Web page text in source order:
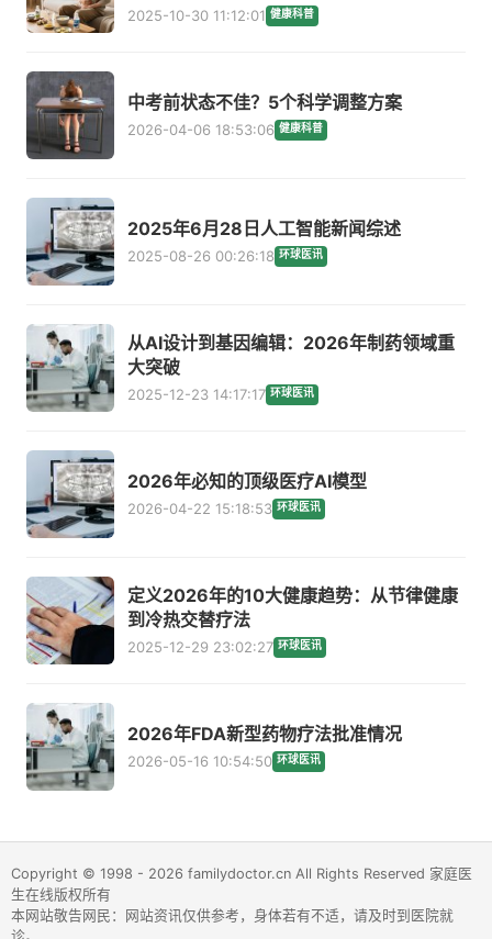
2025-10-30 11:12:01 健康科普
中考前状态不佳？5个科学调整方案
2026-04-06 18:53:06 健康科普
2025年6月28日人工智能新闻综述
2025-08-26 00:26:18 环球医讯
从AI设计到基因编辑：2026年制药领域重
大突破
2025-12-23 14:17:17 环球医讯
2026年必知的顶级医疗AI模型
2026-04-22 15:18:53 环球医讯
定义2026年的10大健康趋势：从节律健康
到冷热交替疗法
2025-12-29 23:02:27 环球医讯
2026年FDA新型药物疗法批准情况
2026-05-16 10:54:50 环球医讯
Copyright © 1998 - 2026 familydoctor.cn All Rights Reserved 家庭医
生在线版权所有
本网站敬告网民：网站资讯仅供参考，身体若有不适，请及时到医院就